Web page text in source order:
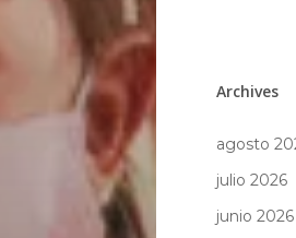
Archives
agosto
julio 2026
junio 2026